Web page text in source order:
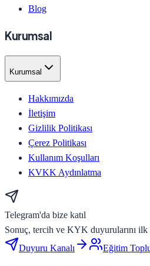
Blog
Kurumsal
Kurumsal
Hakkımızda
İletişim
Gizlilik Politikası
Çerez Politikası
Kullanım Koşulları
KVKK Aydınlatma
Telegram'da bize katıl
Sonuç, tercih ve KYK duyurularını ilk
Duyuru Kanalı
Eğitim